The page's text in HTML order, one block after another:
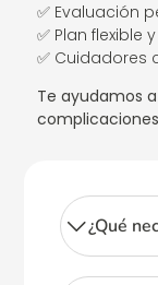
✅ Evaluación
✅ Plan
✅ Cuidadores
Te ayudamos